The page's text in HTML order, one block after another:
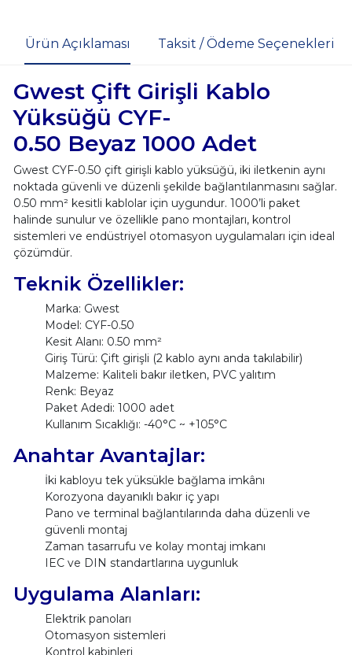
Ürün Açıklaması Taksit / Ödeme Seçenekleri
Gwest Çift Girişli Kablo
Yüksüğü CYF-
0.50 Beyaz 1000 Adet
Gwest CYF-0.50 çift girişli kablo yüksüğü, iki iletkenin aynı
noktada güvenli ve düzenli şekilde bağlantılanmasını sağlar.
0.50 mm² kesitli kablolar için uygundur. 1000’li paket
halinde sunulur ve özellikle pano montajları, kontrol
sistemleri ve endüstriyel otomasyon uygulamaları için ideal
çözümdür.
Teknik Özellikler:
Marka: Gwest
Model: CYF-0.50
Kesit Alanı: 0.50 mm²
Giriş Türü: Çift girişli (2 kablo aynı anda takılabilir)
Malzeme: Kaliteli bakır iletken, PVC yalıtım
Renk: Beyaz
Paket Adedi: 1000 adet
Kullanım Sıcaklığı: -40°C ~ +105°C
Anahtar Avantajlar:
İki kabloyu tek yüksükle bağlama imkânı
Korozyona dayanıklı bakır iç yapı
Pano ve terminal bağlantılarında daha düzenli ve
güvenli montaj
Zaman tasarrufu ve kolay montaj imkanı
IEC ve DIN standartlarına uygunluk
Uygulama Alanları:
Elektrik panoları
Otomasyon sistemleri
Kontrol kabinleri